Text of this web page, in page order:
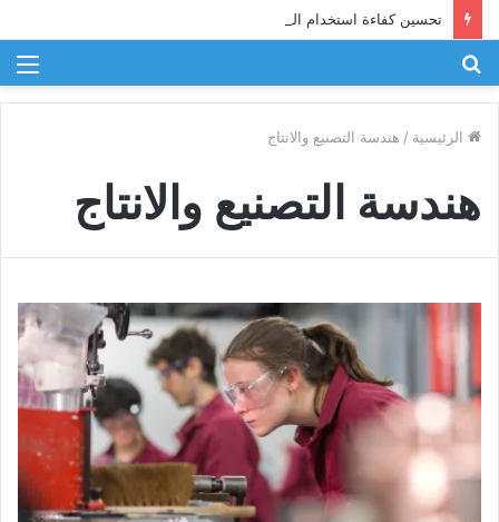
تحسين كفاءة استخدام الطاقة في الصناعة
الرئيسية / هندسة التصنيع والانتاج
هندسة التصنيع والانتاج